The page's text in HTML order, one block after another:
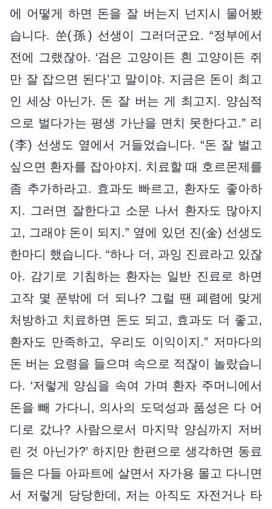
에 어떻게 하면 돈을 잘 버는지 넌지시 물어봤
습니다. 쑨(孫) 선생이 그러더군요. “정부에서
전에 그랬잖아. ‘검은 고양이든 흰 고양이든 쥐
만 잘 잡으면 된다’고 말이야. 지금은 돈이 최고
인 세상 아닌가. 돈 잘 버는 게 최고지. 양심적
으로 벌다가는 평생 가난을 면치 못한다고.” 리
(李) 선생도 옆에서 거들었습니다. “돈 잘 벌고
싶으면 환자를 잡아야지. 치료할 때 호르몬제를
좀 추가하라고. 효과도 빠르고, 환자도 좋아하
지. 그러면 잘한다고 소문 나서 환자도 많아지
고, 그래야 돈이 되지.” 옆에 있던 진(金) 선생도
한마디 했습니다. “하나 더, 과잉 진료라고 있잖
아. 감기로 기침하는 환자는 일반 진료로 하면
고작 몇 푼밖에 더 되나? 그럴 땐 폐렴에 맞게
처방하고 치료하면 돈도 되고, 효과도 더 좋고,
환자도 만족하고, 우리도 이익이지.” 저마다의
돈 버는 요령을 들으며 속으로 적잖이 놀랐습니
다. ‘저렇게 양심을 속여 가며 환자 주머니에서
돈을 빼 가다니, 의사의 도덕성과 품성은 다 어
디로 갔나? 사람으로서 마지막 양심까지 저버
린 것 아닌가?’ 하지만 한편으로 생각하면 동료
들은 다들 아파트에 살면서 자가용 몰고 다니면
서 저렇게 당당한데, 저는 아직도 자전거나 타